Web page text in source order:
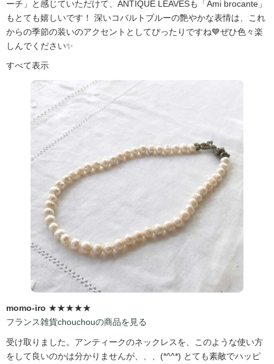
ーチ」と感じていただけて、ANTIQUE LEAVESも「Ami brocante」
もとても嬉しいです！ 深いコバルトブルーの艶やかな表情は、これ
からの季節の装いのアクセントとしてぴったりですね💙ぜひ色々楽
しんでください✨
すべて表示
momo-iro ★★★★★
フランス雑貨chouchouの商品を見る
受け取りました。アンティークのネックレスを、このような使い方
をして良いのかは分かりませんが、、、(*^^*) とても素敵でハッピ